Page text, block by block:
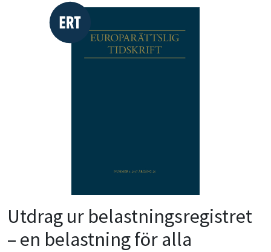
Utdrag ur belastningsregistret
– en belastning för alla